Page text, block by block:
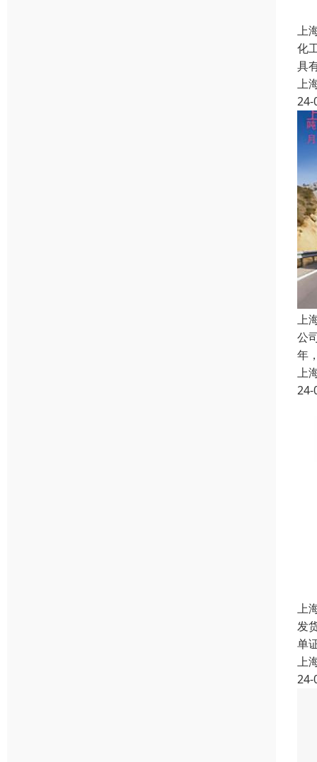
上
化
具
上
24-
上
公
年
上
24-
上
发
单
上
24-